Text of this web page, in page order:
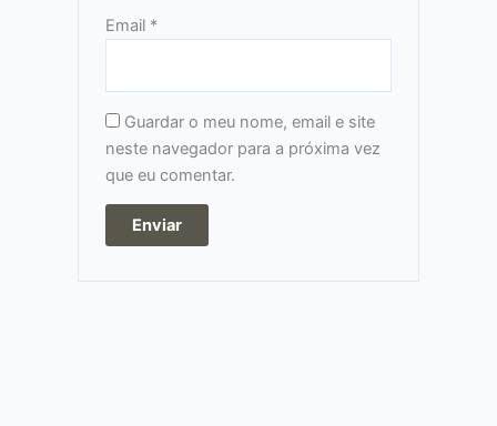
Email *
Guardar o meu nome, email e site
neste navegador para a próxima vez
que eu comentar.